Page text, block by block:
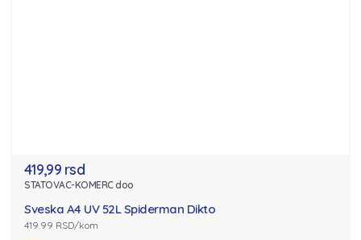
419,99 rsd
STATOVAC-KOMERC doo
Sveska A4 UV 52L Spiderman Dikto
419.99 RSD/kom